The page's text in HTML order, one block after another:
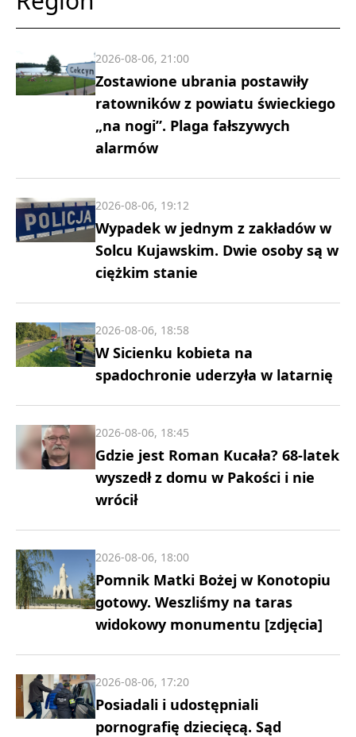
Zostawione ubrania postawiły
ratowników z powiatu świeckiego
„na nogi”. Plaga fałszywych
alarmów
2026-08-06, 21:00
Wypadek w jednym z zakładów w
Solcu Kujawskim. Dwie osoby są w
ciężkim stanie
2026-08-06, 19:12
W Sicienku kobieta na
spadochronie uderzyła w latarnię
2026-08-06, 18:58
Gdzie jest Roman Kucała? 68-latek
wyszedł z domu w Pakości i nie
wrócił
2026-08-06, 18:45
Pomnik Matki Bożej w Konotopiu
gotowy. Weszliśmy na taras
widokowy monumentu [zdjęcia]
2026-08-06, 18:00
Posiadali i udostępniali
pornografię dziecięcą. Sąd
2026-08-06, 17:20